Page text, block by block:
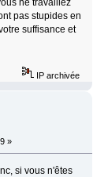
pas stupides en
suffisance et
IP archivée
»
si vous n'êtes